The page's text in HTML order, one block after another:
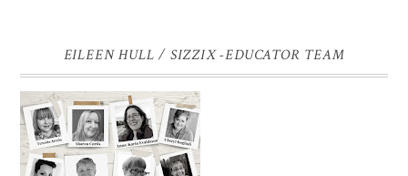
EILEEN HULL / SIZZIX -EDUCATOR TEAM